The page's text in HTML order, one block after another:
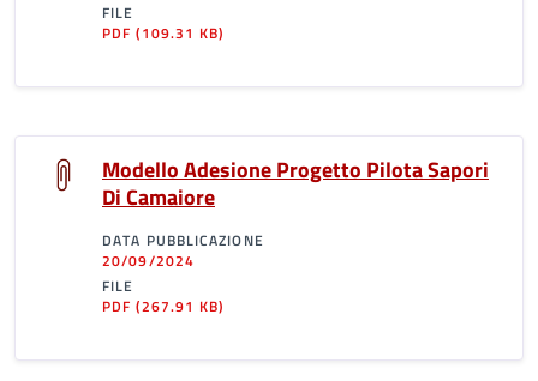
FILE
PDF(109.31 KB)
Modello Adesione Progetto Pilota Sapori
Di Camaiore
DATA PUBBLICAZIONE
20/09/2024
FILE
PDF(267.91 KB)